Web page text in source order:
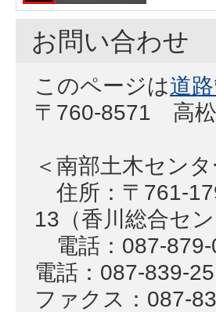
お問い合わせ
このページは道
〒760-8571 高松
＜南部土木センタ
住所：〒761-
13（香川総合セン
電話：087-
電話：087-839-
ファクス：087-